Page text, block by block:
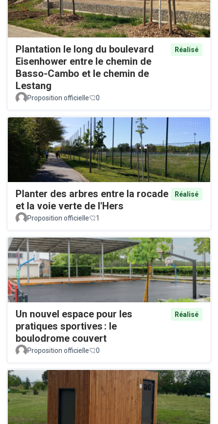
Plantation le long du boulevard
Eisenhower entre le chemin de
Basso-Cambo et le chemin de
Lestang
Réalisé
Proposition officielle 0
Planter des arbres entre la rocade
et la voie verte de l'Hers
Réalisé
Proposition officielle 1
Un nouvel espace pour les
pratiques sportives : le
boulodrome couvert
Réalisé
Proposition officielle 0